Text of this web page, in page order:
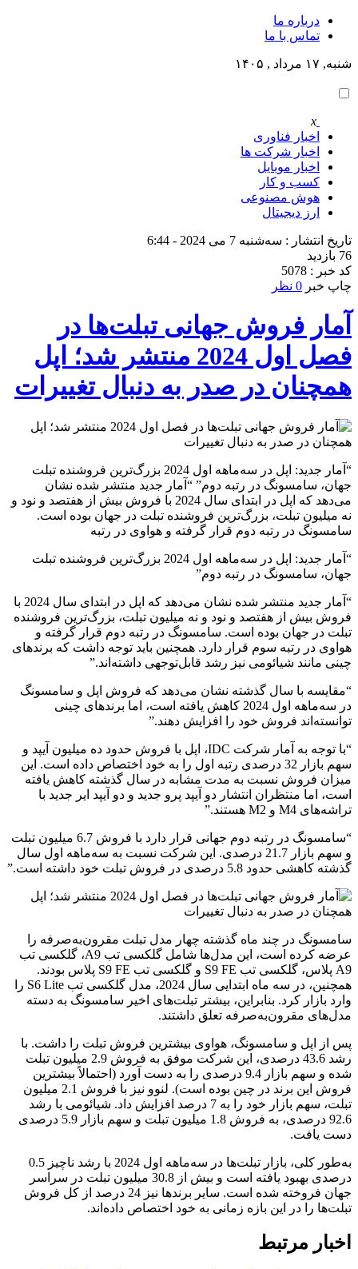
درباره ما
تماس با ما
شنبه, ۱۷ مرداد , ۱۴۰۵
x
اخبار فناوری
اخبار شرکت ها
اخبار موبایل
کسب و کار
هوش مصنوعی
ارز دیجیتال
تاریخ انتشار : سه‌شنبه 7 می 2024 - 6:44
76 بازدید
کد خبر : 5078
چاپ خبر 0 نظر
آمار فروش جهانی تبلت‌ها در
فصل اول 2024 منتشر شد؛ اپل
همچنان در صدر به دنبال تغییرات
“آمار جدید: اپل در سه‌ماهه اول 2024 بزرگ‌ترین فروشنده تبلت
جهان، سامسونگ در رتبه دوم” “آمار جدید منتشر شده نشان
می‌دهد که اپل در ابتدای سال 2024 با فروش بیش از هفتصد و نود و
نه میلیون تبلت، بزرگ‌ترین فروشنده تبلت در جهان بوده است.
سامسونگ در رتبه دوم قرار گرفته و هواوی در رتبه
“آمار جدید: اپل در سه‌ماهه اول 2024 بزرگ‌ترین فروشنده تبلت
جهان، سامسونگ در رتبه دوم”
“آمار جدید منتشر شده نشان می‌دهد که اپل در ابتدای سال 2024 با
فروش بیش از هفتصد و نود و نه میلیون تبلت، بزرگ‌ترین فروشنده
تبلت در جهان بوده است. سامسونگ در رتبه دوم قرار گرفته و
هواوی در رتبه سوم قرار دارد. همچنین باید توجه داشت که برندهای
چینی مانند شیائومی نیز رشد قابل‌توجهی داشته‌اند.”
“مقایسه با سال گذشته نشان می‌دهد که فروش اپل و سامسونگ
در سه‌ماهه اول 2024 کاهش یافته است، اما برندهای چینی
توانسته‌اند فروش خود را افزایش دهند.”
“با توجه به آمار شرکت IDC، اپل با فروش حدود ده میلیون آیپد و
سهم بازار 32 درصدی رتبه اول را به خود اختصاص داده است. این
میزان فروش نسبت به مدت مشابه در سال گذشته کاهش یافته
است، اما منتظران انتشار دو آیپد پرو جدید و دو آیپد ایر جدید با
تراشه‌های M4 و M2 هستند.”
“سامسونگ در رتبه دوم جهانی قرار دارد با فروش 6.7 میلیون تبلت
و سهم بازار 21.7 درصدی. این شرکت نسبت به سه‌ماهه اول سال
گذشته کاهشی حدود 5.8 درصدی در فروش تبلت خود داشته است.”
سامسونگ در چند ماه گذشته چهار مدل تبلت مقرون‌به‌صرفه را
عرضه کرده است، این مدل‌ها شامل گلکسی تب A9، گلکسی تب
A9 پلاس، گلکسی تب S9 FE و گلکسی تب S9 FE پلاس بودند.
همچنین، در سه ماه ابتدایی سال 2024، مدل گلکسی تب S6 Lite را
وارد بازار کرد. بنابراین، بیشتر تبلت‌های اخیر سامسونگ به دسته
مدل‌های مقرون‌به‌صرفه تعلق داشتند.
پس از اپل و سامسونگ، هواوی بیشترین فروش تبلت را داشت. با
رشد 43.6 درصدی، این شرکت موفق به فروش 2.9 میلیون تبلت
شده و سهم بازار 9.4 درصدی را به دست آورد (احتمالاً بیشترین
فروش این برند در چین بوده است). لنوو نیز با فروش 2.1 میلیون
تبلت، سهم بازار خود را به 7 درصد افزایش داد. شیائومی با رشد
92.6 درصدی، به فروش 1.8 میلیون تبلت و سهم بازار 5.9 درصدی
دست یافت.
به‌طور کلی، بازار تبلت‌ها در سه‌ماهه اول 2024 با رشد ناچیز 0.5
درصدی بهبود یافته است و بیش از 30.8 میلیون تبلت در سراسر
جهان فروخته شده است. سایر برندها نیز 24 درصد از کل فروش
تبلت‌ها را در این بازه زمانی به خود اختصاص داده‌اند.
اخبار مرتبط